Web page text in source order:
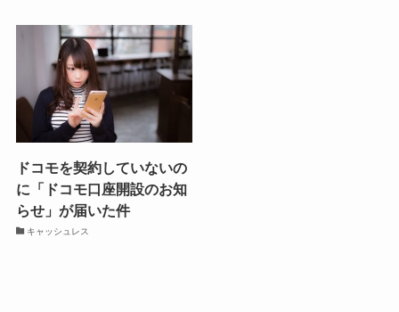
ドコモを契約していないの
に「ドコモ口座開設のお知
らせ」が届いた件
キャッシュレス